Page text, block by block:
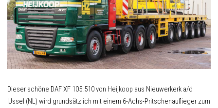
Dieser schöne DAF XF 105.510 von Heijkoop aus Nieuwerkerk a/d
IJssel (NL) wird grundsätzlich mit einem 6-Achs-Pritschenauflieger zum